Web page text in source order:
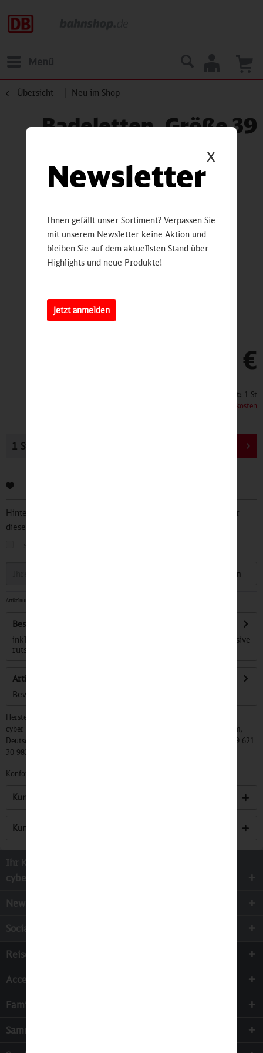
Menü
Übersicht Neu im Shop
Badeletten, Größe 39
29,90 €
Inhalt: 1 St
zzgl. Versandkosten
Hinterlegen Sie Ihre Email Adresse und bleiben Sie stets über
diesen Artikel informiert.
Speichern
Artikelnummer:
Beschreibung
inklusive breitem Riemchen mit hohem Tragekomfort inklusive
rutschfestem Sohlenprofil...
Artikel bewerten
Bewertungen lesen, schreiben und diskutieren...
Hersteller:
cyber-Wear Heidelberg GmbH, Elsa-Brändström-Str. 4, 68229 Mannheim,
Deutschland, Info@mycybergroup.com, https://mycybergroup.com, +49 621
30 983 0
Konformitätserklärungen zu unseren Produkten finden Sie
Kunden kauften auch
Kunden haben sich ebenfalls angesehen
Ihr Kontakt zur
cyber-Wear Heidelberg GmbH
Newsletter
Socialmedia
Reisen
Accessoires
Familie & Kinder
Sammeln
X
Newsletter
Ihnen gefällt unser Sortiment? Verpassen Sie
mit unserem Newsletter keine Aktion und
bleiben Sie auf dem aktuellsten Stand über
Highlights und neue Produkte!
Jetzt anmelden